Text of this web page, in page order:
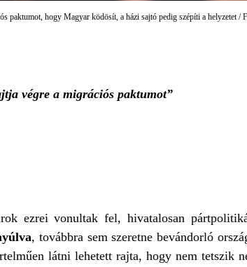
paktumot, hogy Magyar ködösít, a házi sajtó pedig szépíti a helyzetet /
végre a migrációs paktumot”
ezrei vonultak fel, hivatalosan
, továbbra sem szeretne bevándorló
látni lehetett rajta, hogy nem tetszik